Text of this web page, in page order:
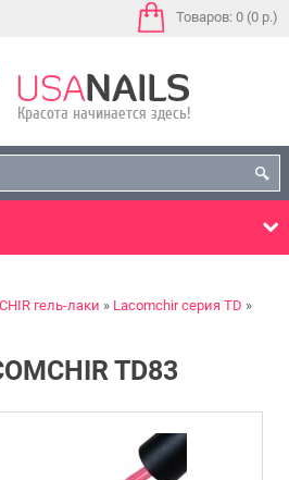
Товаров: 0 (0 р.)
гель-лаки
Lacomchir серия TD
TD83